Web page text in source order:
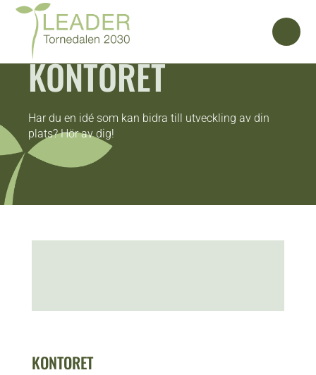
KONTORET
Har du en idé som kan bidra till utveckling av din
plats? Hör av dig!
KONTORET